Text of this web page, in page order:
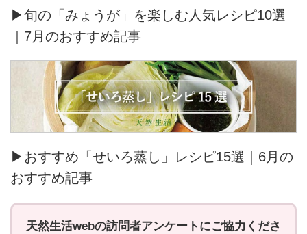
▶旬の「みょうが」を楽しむ人気レシピ10選
｜7月のおすすめ記事
▶おすすめ「せいろ蒸し」レシピ15選｜6月の
おすすめ記事